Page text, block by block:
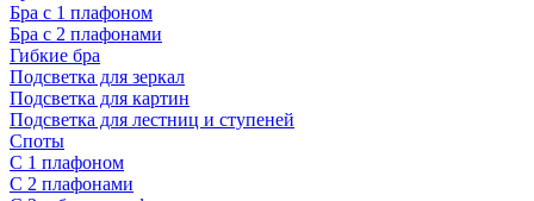
Бра с 1 плафоном
Бра с 2 плафонами
Гибкие бра
Подсветка для зеркал
Подсветка для картин
Подсветка для лестниц и ступеней
Споты
С 1 плафоном
С 2 плафонами